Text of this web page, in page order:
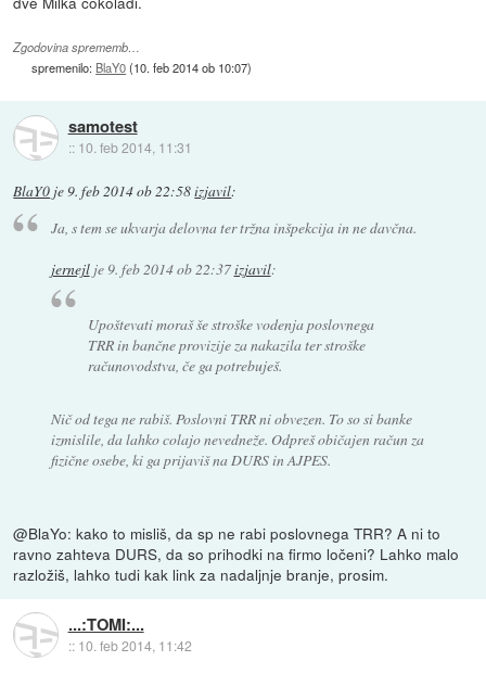
Zgodovina sprememb…
spremenilo: BlaY0(10. feb 2014 ob 10:07)
samotest
:: 10. feb 2014, 11:31
BlaY0 je9. feb 2014 ob 22:58izjavil:
Ja, s tem se ukvarja delovna ter tržna inšpekcija in ne davčna.
jernejlje 9. feb 2014 ob 22:37izjavil:
Upoštevati moraš še stroške vodenja poslovnega
TRR in bančne provizije za nakazila ter stroške
računovodstva, če ga potrebuješ.
Nič od tega ne rabiš. Poslovni TRR ni obvezen. To so si banke
izmislile, da lahko colajo nevedneže. Odpreš običajen račun za
fizične osebe, ki ga prijaviš na DURS in AJPES.
@BlaYo: kako to misliš, da sp ne rabi poslovnega TRR? A ni to
ravno zahteva DURS, da so prihodki na firmo ločeni? Lahko malo
razložiš, lahko tudi kak link za nadaljnje branje, prosim.
...:TOMI:...
:: 10. feb 2014, 11:42